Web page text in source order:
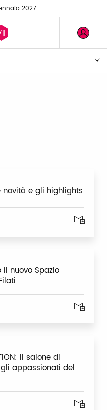
2027
novità e gli highlights
il nuovo Spazio
Il salone di
appassionati del